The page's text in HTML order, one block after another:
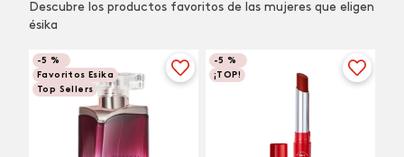
Descubre los productos favoritos de las mujeres que eligen
ésika
-5 %
Favoritos Esika
Top Sellers
-5 %
¡TOP!